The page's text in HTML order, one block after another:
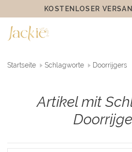
KOSTENLOSER
Startseite Schlagworte Doorrijgers
Artikel mit